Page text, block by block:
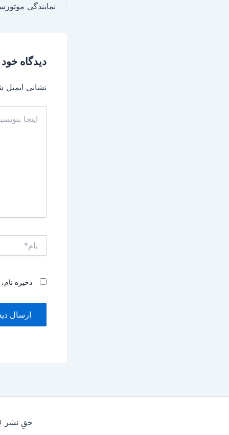
نمایندگی
دیدگاه‌
نشانی ایمیل
بنویسید…
ذخیره
حقِ نشر © 2026 فروشگاه موتورسیکلت ستاره